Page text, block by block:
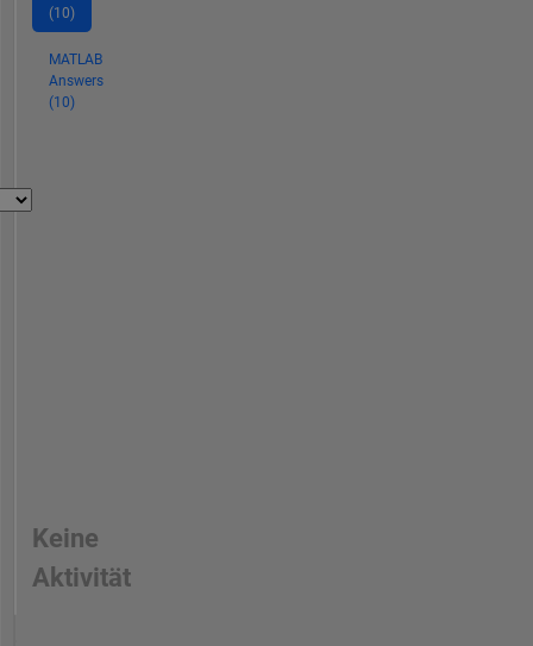
(10)
MATLAB
Answers
(10)
Keine
Aktivität